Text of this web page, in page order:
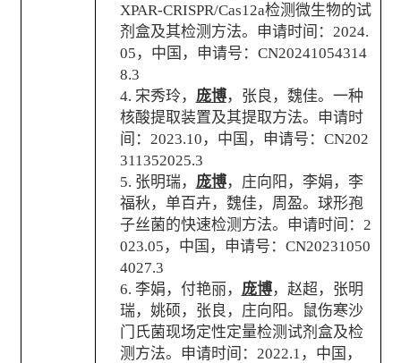
XPAR-CRISPR/Cas12a检测微生物的试
剂盒及其检测方法。申请时间： 2024.
05 ，中国，申请号： CN20241054314
8.3
4. 宋秀玲， 庞博，张良，魏佳。一种
核酸提取装置及其提取方法。申请时
间： 2023.10 ，中国，申请号： CN202
311352025.3
5. 张明瑞， 庞博，庄向阳，李娟，李
福秋，单百卉，魏佳，周盈。球形孢
子丝菌的快速检测方法。申请时间： 2
023.05 ，中国，申请号： CN20231050
4027.3
6. 李娟，付艳丽， 庞博，赵超，张明
瑞，姚硕，张良，庄向阳。鼠伤寒沙
门氏菌现场定性定量检测试剂盒及检
测方法。申请时间： 2022.1 ，中国，